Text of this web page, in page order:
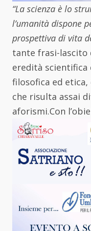
“La scienza è lo
l’umanità dispone
prospettiva di vita
tante frasi-lascito
eredità scientifica
filosofica ed
che risulta assai
aforismi.Con